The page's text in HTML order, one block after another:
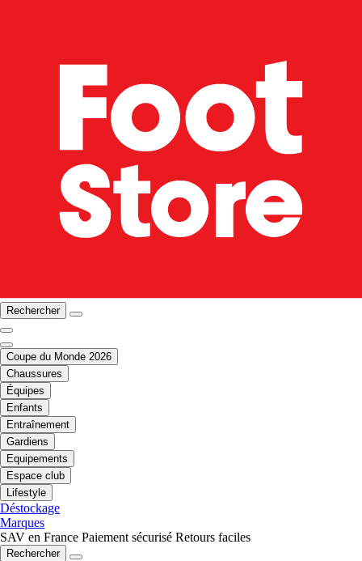
Rechercher
Coupe du Monde 2026
Chaussures
Équipes
Enfants
Entraînement
Gardiens
Equipements
Espace club
Lifestyle
Déstockage
Marques
SAV en France Paiement sécurisé Retours faciles
Rechercher